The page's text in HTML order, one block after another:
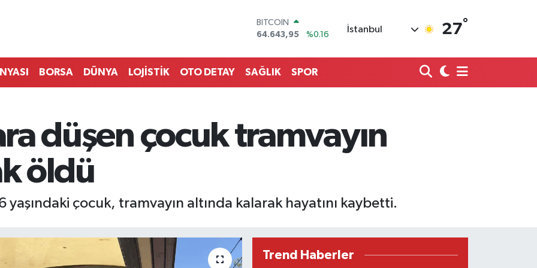
DOLAR
47,6006
%0.06
55,0250
%0.02
STERLİN
13.768
%48
BITCOIN
İstanbul 27°
BORSA DÜNYA LOJİSTİK OTO DETAY SAĞLIK SPOR
düşen çocuk tramvayın
öldü
yaşındaki çocuk, tramvayın altında kalarak hayatını kaybetti.
Trend Haberler